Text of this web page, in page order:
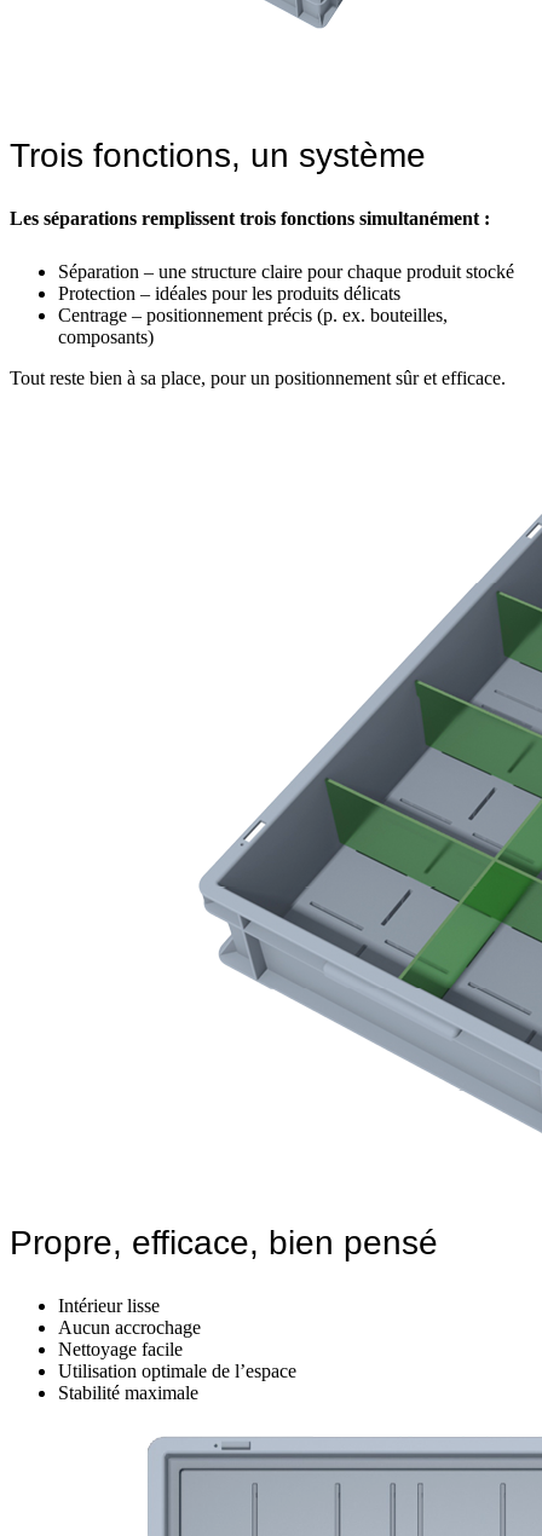
Trois fonctions, un système
Les séparations remplissent trois fonctions simultanément :
Séparation – une structure claire pour chaque produit stocké
Protection – idéales pour les produits délicats
Centrage – positionnement précis (p. ex. bouteilles,
composants)
Tout reste bien à sa place, pour un positionnement sûr et efficace.
Propre, efficace, bien pensé
Intérieur lisse
Aucun accrochage
Nettoyage facile
Utilisation optimale de l’espace
Stabilité maximale